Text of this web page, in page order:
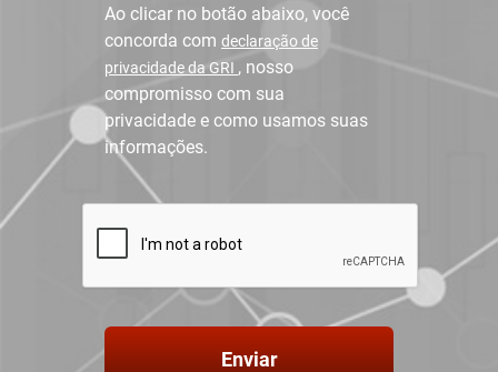
Ao clicar no botão abaixo, você
concorda com declaração de
privacidade da GRI , nosso
compromisso com sua
privacidade e como usamos suas
informações.
Enviar